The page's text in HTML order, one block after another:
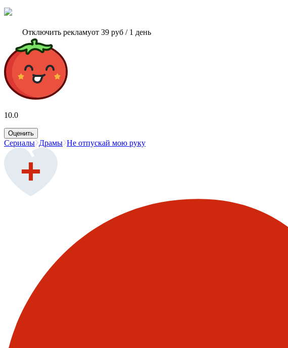
Отключить рекламуот 39 руб / 1 день
10.0
Оценить
Сериалы Драмы Не отпускай мою руку